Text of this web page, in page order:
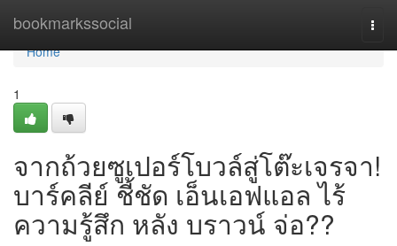
bookmarkssocial
Home
Home
1
จากถ้วยซูเปอร์โบวล์สู่โต๊ะเจรจา!
บาร์คลีย์ ชี้ชัด เอ็นเอฟแอล ไร้
ความรู้สึก หลัง บราวน์ จ่อ??